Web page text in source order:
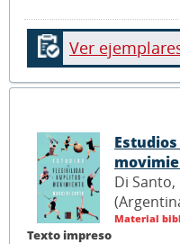
Ver
Texto impreso
Di
Material